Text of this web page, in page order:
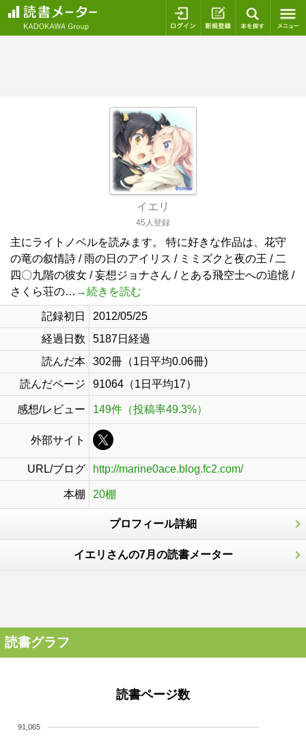
ログイン 新規登録
イエリ
45人登録
主にライトノベルを読みます。 特に好きな作品は、花守
の竜の叙情詩 / 雨の日のアイリス / ミミズクと夜の王 / 二
四〇九階の彼女 / 妄想ジョナさん / とある飛空士への追憶 /
さくら荘の… →続きを読む
記録初日
2012/05/25
経過日数
5187日経過
読んだ本
302冊（1日平均0.06冊)
読んだページ
91064（1日平均17）
感想/レビュー 149件（投稿率49.3%）
外部サイト
URL/ブログ http://marine0ace.blog.fc2.com/
本棚 20棚
プロフィール詳細
イエリさんの7月の読書メーター
読書グラフ
読書ページ数
91,065